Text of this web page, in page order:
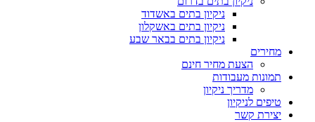
ניקיון בתים באשדוד
ניקיון בתים באשקלון
ניקיון בתים בבאר שבע
מחירים
הצעת מחיר חינם
תמונות מעבודות
מדריך ניקיון
טיפים לניקיון
יצירת קשר